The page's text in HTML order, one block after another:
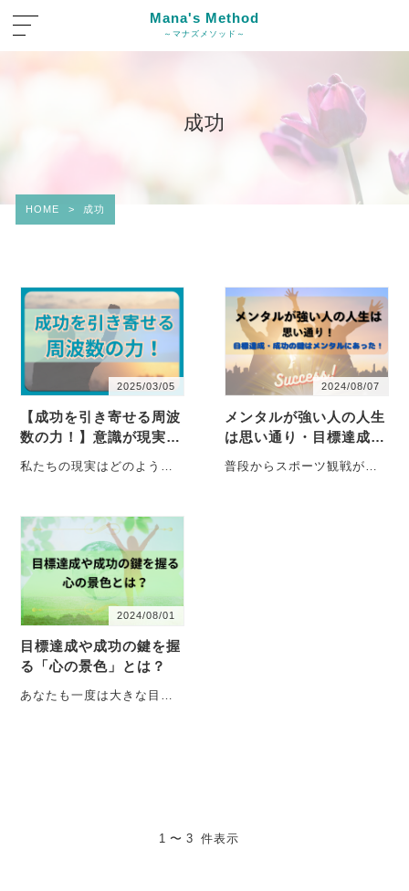
Mana's Method
～マナズメソッド～
成功
HOME > 成功
2025/03/05
【成功を引き寄せる周波
数の力！】意識が現実・
人生・人間関係を変える
理由
私たちの現実はどのように
ただの偶然ではあ・・・
2024/08/07
メンタルが強い人の人生
は思い通り・目標達成・
成功の鍵はメンタルにあ
った！
普段からスポーツ観戦が大
2024/08/01
目標達成や成功の鍵を握
る「心の景色」とは？
あなたも一度は大きな目標
1 〜 3 件表示